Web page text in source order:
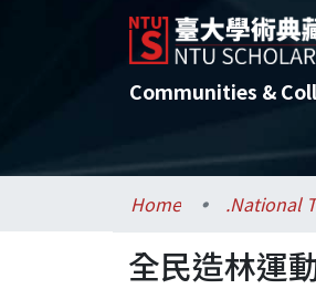
Communities &
Home
全民造林運